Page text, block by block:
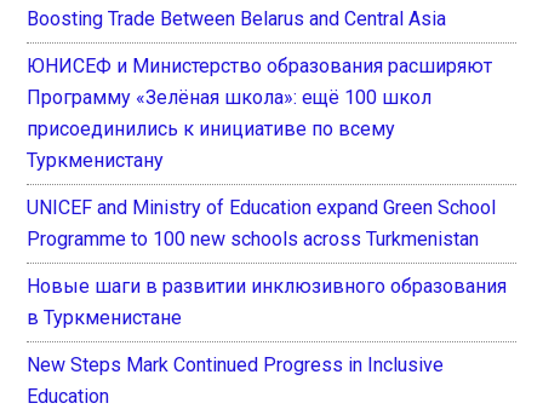
Boosting Trade Between Belarus and Central Asia
ЮНИСЕФ и Министерство образования расширяют
Программу «Зелёная школа»: ещё 100 школ
присоединились к инициативе по всему
Туркменистану
UNICEF and Ministry of Education expand Green School
Programme to 100 new schools across Turkmenistan
Новые шаги в развитии инклюзивного образования
в Туркменистане
New Steps Mark Continued Progress in Inclusive
Education